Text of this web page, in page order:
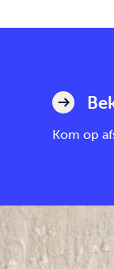
Kom op